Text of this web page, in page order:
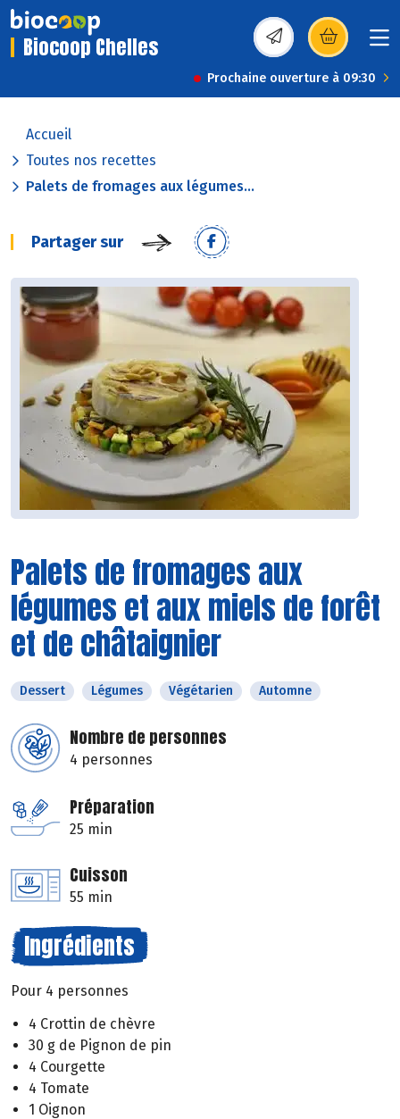
Biocoop Chelles (s’ouvre dans une
Prochaine ouverture à 09:30
Accueil
Toutes nos recettes
Palets de fromages aux légumes...
Partager sur
Palets de fromages aux
légumes et aux miels de forêt
et de châtaignier
Dessert Légumes Végétarien Automne
Nombre de personnes
4 personnes
Préparation
25 min
Cuisson
55 min
Ingrédients
Pour 4 personnes
4 Crottin de chèvre
30 g de Pignon de pin
4 Courgette
4 Tomate
1 Oignon